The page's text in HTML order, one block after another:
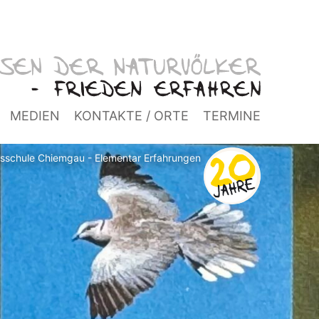
MEDIEN KONTAKTE / ORTE TERMINE
Chiemgau - Elementar Erfahrungen